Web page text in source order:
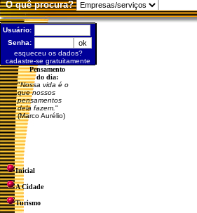
O quê procura?
Usuário:
Senha:
esqueceu os dados?
cadastre-se gratuitamente
Pensamento
do dia:
"Nossa vida é o
que nossos
pensamentos
dela fazem. "
(Marco Aurélio)
Inicial
A Cidade
Turismo